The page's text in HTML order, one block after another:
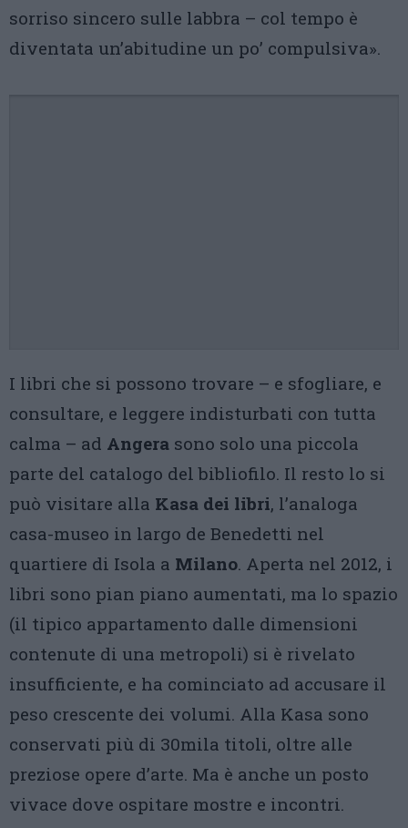
sorriso sincero sulle labbra – col tempo è
diventata un’abitudine un po’ compulsiva».
I libri che si possono trovare – e sfogliare, e
consultare, e leggere indisturbati con tutta
calma – ad Angera sono solo una piccola
parte del catalogo del bibliofilo. Il resto lo si
può visitare alla Kasa dei libri, l’analoga
casa-museo in largo de Benedetti nel
quartiere di Isola a Milano. Aperta nel 2012, i
libri sono pian piano aumentati, ma lo spazio
(il tipico appartamento dalle dimensioni
contenute di una metropoli) si è rivelato
insufficiente, e ha cominciato ad accusare il
peso crescente dei volumi. Alla Kasa sono
conservati più di 30mila titoli, oltre alle
preziose opere d’arte. Ma è anche un posto
vivace dove ospitare mostre e incontri.